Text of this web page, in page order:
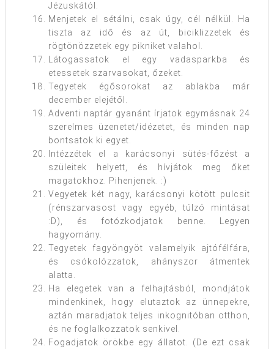
Jézuskától.
Menjetek el sétálni, csak úgy, cél nélkül. Ha
tiszta az idő és az út, biciklizzetek és
rögtönözzetek egy pikniket valahol.
Látogassatok el egy vadasparkba és
etessetek szarvasokat, őzeket.
Tegyetek égősorokat az ablakba már
december elejétől.
Adventi naptár gyanánt írjatok egymásnak 24
szerelmes üzenetet/idézetet, és minden nap
bontsatok ki egyet.
Intézzétek el a karácsonyi sütés-főzést a
szüleitek helyett, és hívjátok meg őket
magatokhoz. Pihenjenek. :)
Vegyetek két nagy, karácsonyi kötött pulcsit
(rénszarvasost vagy egyéb, túlzó mintásat
:D), és fotózkodjatok benne. Legyen
hagyomány.
Tegyetek fagyöngyöt valamelyik ajtófélfára,
és csókolózzatok, ahányszor átmentek
alatta.
Ha elegetek van a felhajtásból, mondjátok
mindenkinek, hogy elutaztok az ünnepekre,
aztán maradjatok teljes inkognitóban otthon,
és ne foglalkozzatok senkivel.
Fogadjatok örökbe egy állatot. (De ezt csak